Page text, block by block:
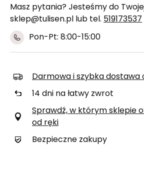
Masz pytania? Jesteśmy do
sklep@tulisen.pl lub tel. 519173537
Pon-Pt: 8:00-15:00
Darmowa i szybka dostawa
14 dni na łatwy zwrot
Sprawdź, w którym sklepie
od ręki
Bezpieczne zakupy